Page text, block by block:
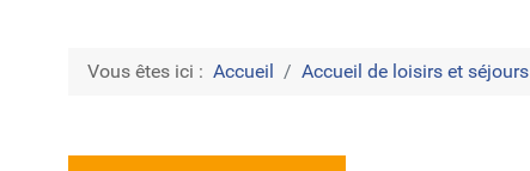
Vous êtes ici : Accueil Accueil de loisirs et séjours